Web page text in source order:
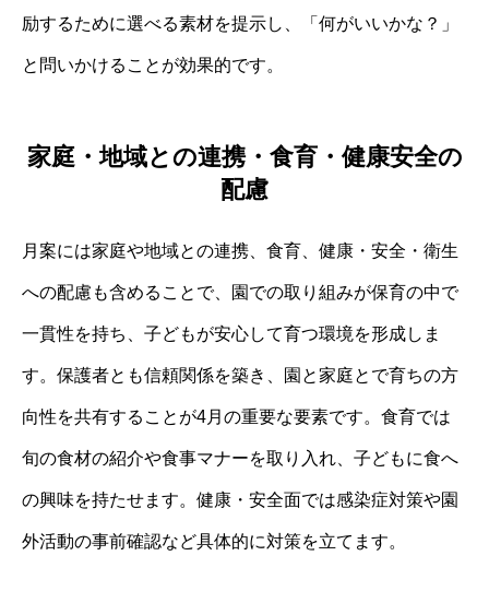
励するために選べる素材を提示し、「何がいいかな？」
と問いかけることが効果的です。
家庭・地域との連携・食育・健康安全の
配慮
月案には家庭や地域との連携、食育、健康・安全・衛生
への配慮も含めることで、園での取り組みが保育の中で
一貫性を持ち、子どもが安心して育つ環境を形成しま
す。保護者とも信頼関係を築き、園と家庭とで育ちの方
向性を共有することが4月の重要な要素です。食育では
旬の食材の紹介や食事マナーを取り入れ、子どもに食へ
の興味を持たせます。健康・安全面では感染症対策や園
外活動の事前確認など具体的に対策を立てます。